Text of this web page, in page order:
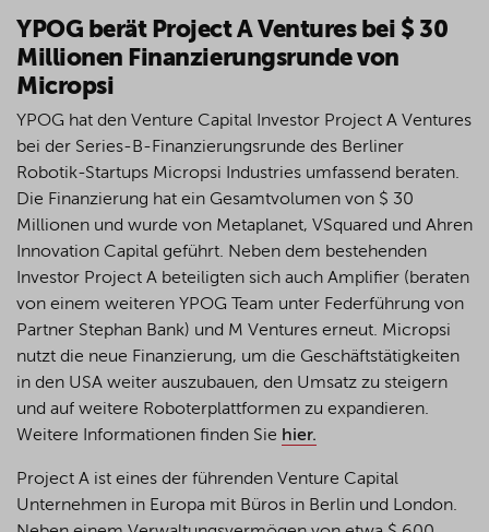
YPOG berätProject A Ventures bei $ 30
Millionen Finanzierungsrundevon
Micropsi
YPOG hat den Venture Capital Investor Project A Ventures
bei der Series-B-Finanzierungsrunde des Berliner
Robotik-Startups Micropsi Industries umfassend beraten.
Die Finanzierung hat ein Gesamtvolumen von $ 30
Millionen und wurde von Metaplanet, VSquared und Ahren
Innovation Capital geführt. Neben dem bestehenden
Investor Project A beteiligten sich auch Amplifier (beraten
von einem weiteren YPOG Team unter Federführung von
Partner Stephan Bank) und M Ventures erneut. Micropsi
nutzt die neue Finanzierung, um die Geschäftstätigkeiten
in den USA weiter auszubauen, den Umsatz zu steigern
und auf weitere Roboterplattformen zu expandieren.
Weitere
Informationen finden Sie hier.
Project A ist eines der führenden Venture Capital
Unternehmen in Europa mit Büros in Berlin und London.